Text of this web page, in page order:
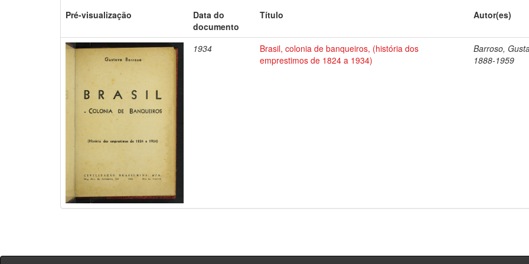
Pré-visualização
Data do
documento
Título Autor(es)
1934
Brasil, colonia de banqueiros, (história dos
emprestimos de 1824 a 1934)
Barroso,
1888-1959